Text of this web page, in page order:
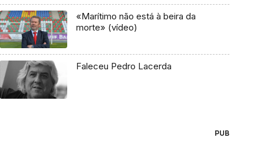
«Marítimo não está à beira da
morte» (vídeo)
Faleceu Pedro Lacerda
PUB